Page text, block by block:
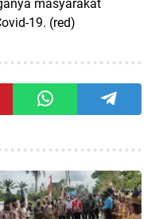
masyarakat
19. (red)